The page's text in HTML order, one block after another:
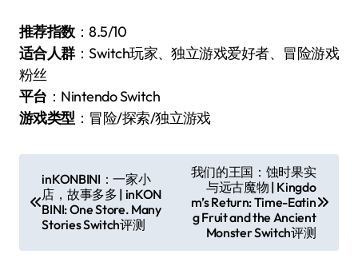
推荐指数：8.5/10
适合人群：Switch玩家、独立游戏爱好者、冒险游戏
粉丝
平台 ：Nintendo Switch
游戏类型 ：冒险/探索/独立游戏
章
航
inKONBINI：一家小
店，故事多多 | inKON
BINI: One Store. Many
Stories Switch评测
我们的王国：蚀时果实
与远古魔物 | Kingdo
m’s Return: Time-Eatin
g Fruit and the Ancient
Monster Switch评测